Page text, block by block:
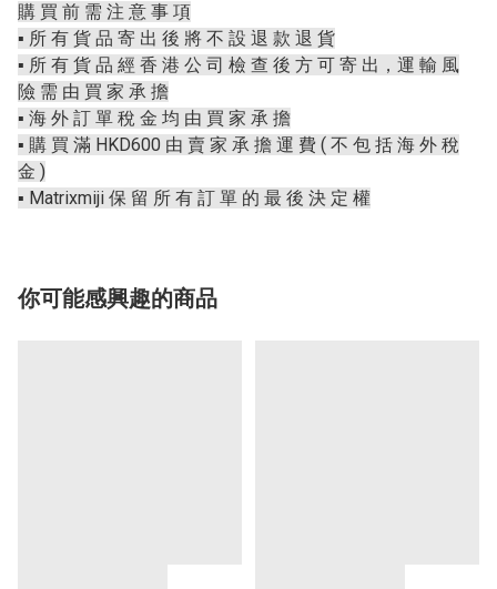
購 買 前 需 注 意 事 項
▪️ 所 有 貨 品 寄 出 後 將 不 設 退 款 退 貨
▪️ 所 有 貨 品 經 香 港 公 司 檢 查 後 方 可 寄 出，運 輸 風
險 需 由 買 家 承 擔
▪️ 海 外 訂 單 稅 金 均 由 買 家 承 擔
▪️ 購 買 滿 HKD600 由 賣 家 承 擔 運 費 ( 不 包 括 海 外 稅
金 )
▪️ Matrixmiji 保 留 所 有 訂 單 的 最 後 決 定 權
你可能感興趣的商品